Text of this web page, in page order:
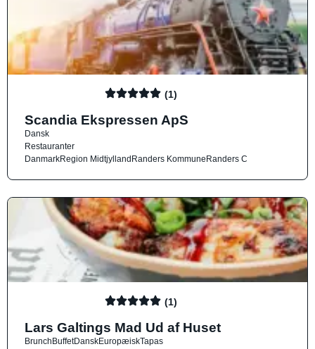
(1)
Scandia Ekspressen ApS
Dansk
Restauranter
DanmarkRegion MidtjyllandRanders KommuneRanders C
(1)
Lars Galtings Mad Ud af Huset
BrunchBuffetDanskEuropæiskTapas